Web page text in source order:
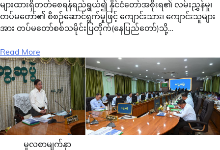
များထားရှိတတ်စေရန်ရည်ရွယ်၍ နိုင်ငံတော်အစိုးရ၏ လမ်းညွှန်မှု၊
တပ်မတော်၏ စီစဉ်ဆောင်ရွက်မှုဖြင့် ကျောင်းသား၊ ကျောင်းသူများ
အား တပ်မတော်စစ်သမိုင်းပြတိုက်(နေပြည်တော်)သို့…
Read More
မူလစာမျက်နှာ